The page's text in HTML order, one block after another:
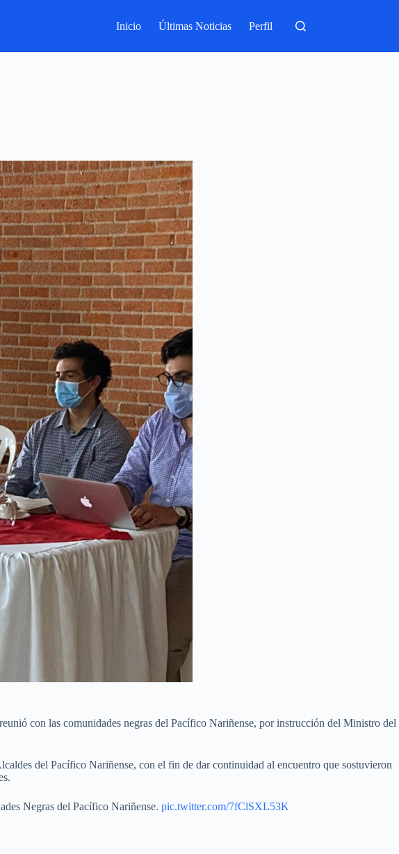
Inicio Últimas Noticias Perfil
con las comunidades negras del Pacífico Nariñense, por instrucción del Ministro del
del Pacífico Nariñense, con el fin de dar continuidad al encuentro que sostuvieron
Negras del Pacífico Nariñense. pic.twitter.com/7fClSXL53K